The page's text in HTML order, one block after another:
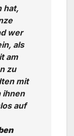
hat,
wer
als
am
zu
mit
ihnen
auf